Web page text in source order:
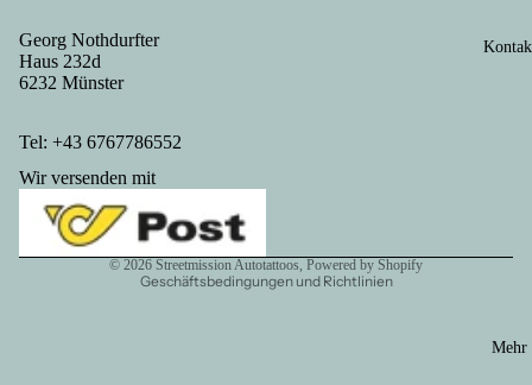
Mehr
Georg Nothdurfter
Haus 232d
6232 Münster
Tel: +43 6767786552
Wir versenden mit
© 2026 Streetmission Autotattoos , Powered by Shopify
Geschäftsbedingungen und Richtlinien
Datenschutzerklärung
AGB
Versand
Impressum
Widerrufsrecht